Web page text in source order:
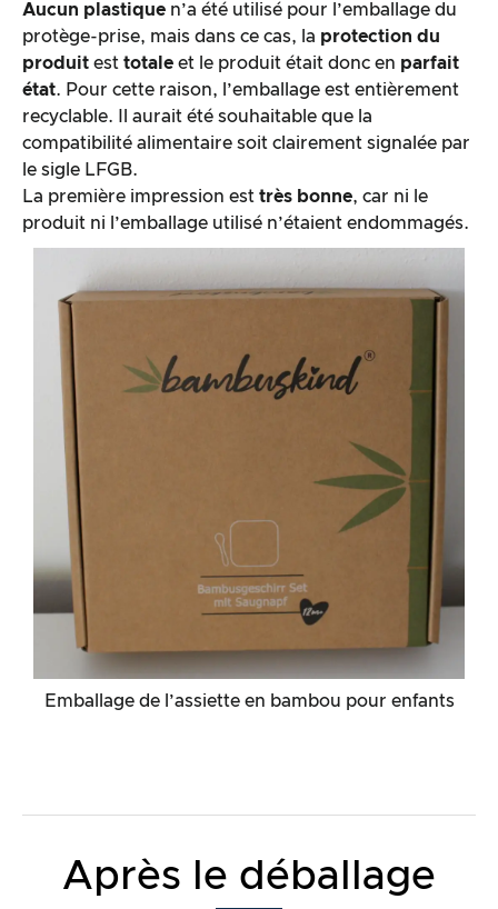
Emballage de l’assiette en bambou pour enfants
Aucun plastique n’a été utilisé pour l’emballage du
protège-prise, mais dans ce cas, la protection du
produit est totale et le produit était donc en parfait
état. Pour cette raison, l’emballage est entièrement
recyclable. Il aurait été souhaitable que la
compatibilité alimentaire soit clairement signalée par
le sigle LFGB.
La première impression est très bonne, car ni le
produit ni l’emballage utilisé n’étaient endommagés.
Après le déballage